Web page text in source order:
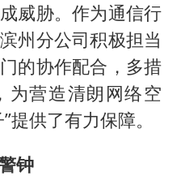
秋天的第一杯奶茶到底有多火
开幕式
国防部：坚决反制任何闹海挑衅图谋
获《歌手2026》歌王
威胁。作为通信行
州分公司积极担当
的协作配合，多措
为营造清朗网络空
提供了有力保障。
钟